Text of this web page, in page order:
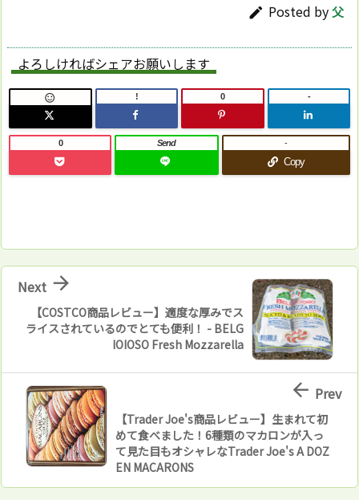
 Posted by父
よろしければシェアお願いします
 ! 0 -
0 Send
Copy
-
【COSTCO商品レビュー】適度な厚みでス
ライスされているのでとても便利！ - BELG
IOIOSO Fresh Mozzarella

Next
【Trader Joe's商品レビュー】生まれて初
めて食べました！6種類のマカロンが入っ
て見た目もオシャレなTrader Joe's A DOZ
EN MACARONS
 Prev